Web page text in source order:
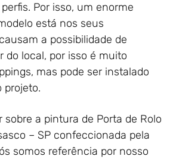
Por isso, um enorme
está nos seus
a possibilidade de
do local, por isso é muito
mas pode ser instalado
projeto.
sobre a pintura de Porta de Rolo
– SP confeccionada pela
somos referência por nosso